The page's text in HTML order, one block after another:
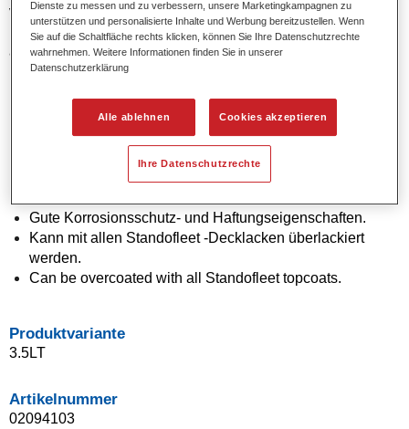
vielseitige Grundierfüller kann als Schleif- oder Nass-in-
Nass Grundiefüller mit ausgezeichnetem Erscheinungsbild
angewendet werden. Er ist kompatibel mit allen Standofleet-
Decklacken und Basislacken sowie allen gängigen Härtern
Produktmerkmale
Direkte Verarbeitung auf Metall oder Plastik.
Gute Korrosionsschutz- und Haftungseigenschaften.
Kann mit allen Standofleet -Decklacken überlackiert
werden.
Can be overcoated with all Standofleet topcoats.
Produktvariante
3.5LT
Artikelnummer
02094103
Dienste zu messen und zu verbessern, unsere Marketingkampagnen zu
unterstützen und personalisierte Inhalte und Werbung bereitzustellen. Wenn
Sie auf die Schaltfläche rechts klicken, können Sie Ihre Datenschutzrechte
wahrnehmen. Weitere Informationen finden Sie in unserer
Datenschutzerklärung
Alle ablehnen Cookies akzeptieren
Ihre Datenschutzrechte